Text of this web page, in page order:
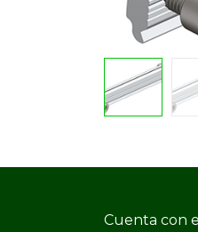
Cuenta con